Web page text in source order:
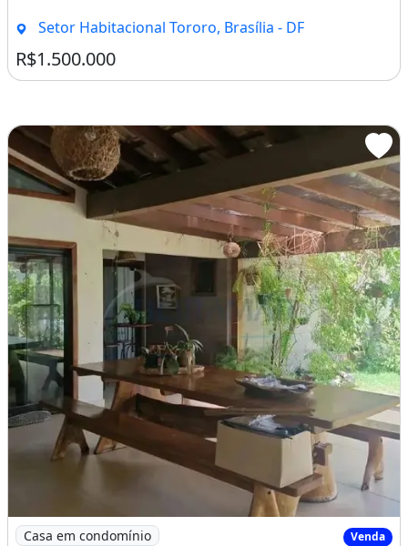
Setor Habitacional Tororo, Brasília - DF
R$1.500.000
Imagem: Casa com 3 Suítes, Habite-Se e Lote de
Casa em condomínio Venda